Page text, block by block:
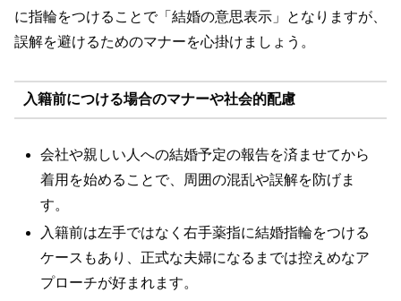
に指輪をつけることで「結婚の意思表示」となりますが、
誤解を避けるためのマナーを心掛けましょう。
入籍前につける場合のマナーや社会的配慮
会社や親しい人への結婚予定の報告を済ませてから
着用を始めることで、周囲の混乱や誤解を防げま
す。
入籍前は左手ではなく右手薬指に結婚指輪をつける
ケースもあり、正式な夫婦になるまでは控えめなア
プローチが好まれます。